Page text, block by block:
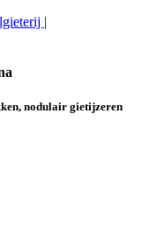
nodulair gietijzeren